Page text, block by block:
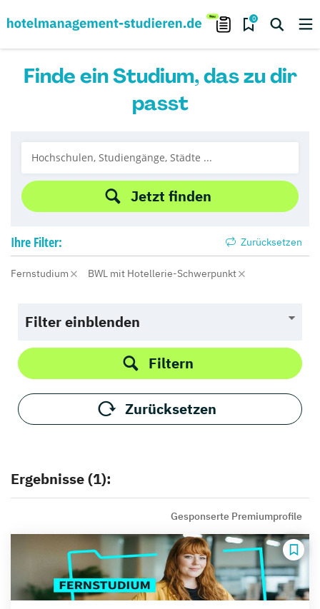
0
Finde ein Studium, das zu dir
passt
Jetzt finden
Ihre Filter: Zurücksetzen
Fernstudium BWL mit Hotellerie-Schwerpunkt
Filter einblenden
Filtern
Zurücksetzen
Ergebnisse (1):
Gesponserte Premiumprofile